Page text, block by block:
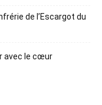
de l’Escargot du
avec le cœur